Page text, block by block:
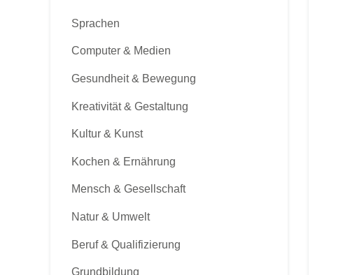
Sprachen
Computer & Medien
Gesundheit & Bewegung
Kreativität & Gestaltung
Kultur & Kunst
Kochen & Ernährung
Mensch & Gesellschaft
Natur & Umwelt
Beruf & Qualifizierung
Grundbildung